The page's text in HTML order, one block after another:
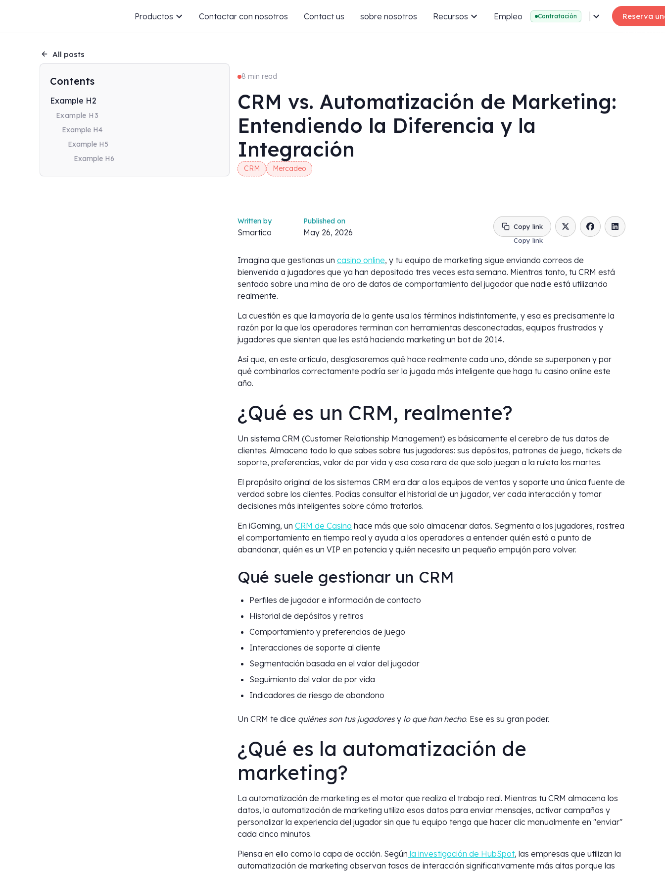
Productos Contactar con nosotros Contact us sobre nosotros Recursos Empleo Contratación Reserva
All posts
Contents
Example H2
Example H3
Example H4
Example H5
Example H6
8 min read
CRM vs. Automatización de Marketing:
Entendiendo la Diferencia y la
Integración
CRM Mercadeo
Written by
Smartico
Published on
May 26, 2026
Copy link
Imagina que gestionas un casino online, y tu equipo de marketing sigue enviando correos de
bienvenida a jugadores que ya han depositado tres veces esta semana. Mientras tanto, tu CRM está
sentado sobre una mina de oro de datos de comportamiento del jugador que nadie está utilizando
realmente.
La cuestión es que la mayoría de la gente usa los términos indistintamente, y esa es precisamente la
razón por la que los operadores terminan con herramientas desconectadas, equipos frustrados y
jugadores que sienten que les está haciendo marketing un bot de 2014.
Así que, en este artículo, desglosaremos qué hace realmente cada uno, dónde se superponen y por
qué combinarlos correctamente podría ser la jugada más inteligente que haga tu casino online este
año.
¿Qué es un CRM, realmente?
Un sistema CRM (Customer Relationship Management) es básicamente el cerebro de tus datos de
clientes. Almacena todo lo que sabes sobre tus jugadores: sus depósitos, patrones de juego, tickets de
soporte, preferencias, valor de por vida y esa cosa rara de que solo juegan a la ruleta los martes.
El propósito original de los sistemas CRM era dar a los equipos de ventas y soporte una única fuente de
verdad sobre los clientes. Podías consultar el historial de un jugador, ver cada interacción y tomar
decisiones más inteligentes sobre cómo tratarlos.
En iGaming, un CRM de Casino hace más que solo almacenar datos. Segmenta a los jugadores, rastrea
el comportamiento en tiempo real y ayuda a los operadores a entender quién está a punto de
abandonar, quién es un VIP en potencia y quién necesita un pequeño empujón para volver.
Qué suele gestionar un CRM
Perfiles de jugador e información de contacto
Historial de depósitos y retiros
Comportamiento y preferencias de juego
Interacciones de soporte al cliente
Segmentación basada en el valor del jugador
Seguimiento del valor de por vida
Indicadores de riesgo de abandono
Un CRM te dice quiénes son tus jugadoresy lo que han hecho. Ese es su gran poder.
¿Qué es la automatización de
marketing?
La automatización de marketing es el motor que realiza el trabajo real. Mientras tu CRM almacena los
datos, la automatización de marketing utiliza esos datos para enviar mensajes, activar campañas y
personalizar la experiencia del jugador sin que tu equipo tenga que hacer clic manualmente en "enviar"
cada cinco minutos.
Piensa en ello como la capa de acción. Según la investigación de HubSpot, las empresas que utilizan la
automatización de marketing observan tasas de interacción significativamente más altas porque las